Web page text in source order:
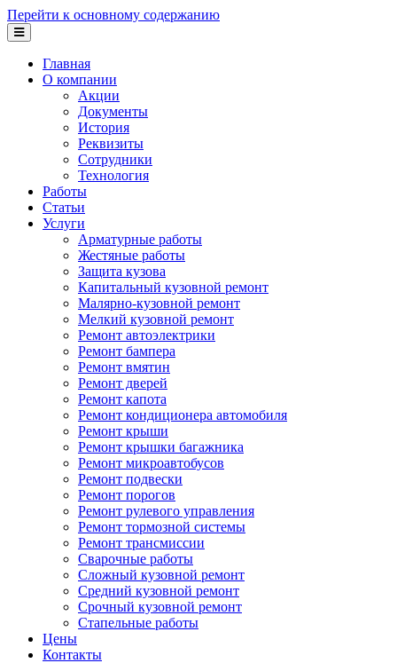
Перейти к основному содержанию
Главная
О компании
Акции
Документы
История
Реквизиты
Сотрудники
Технология
Работы
Статьи
Услуги
Арматурные работы
Жестяные работы
Защита кузова
Капитальный кузовной ремонт
Малярно-кузовной ремонт
Мелкий кузовной ремонт
Ремонт автоэлектрики
Ремонт бампера
Ремонт вмятин
Ремонт дверей
Ремонт капота
Ремонт кондиционера автомобиля
Ремонт крыши
Ремонт крышки багажника
Ремонт микроавтобусов
Ремонт подвески
Ремонт порогов
Ремонт рулевого управления
Ремонт тормозной системы
Ремонт трансмиссии
Сварочные работы
Сложный кузовной ремонт
Средний кузовной ремонт
Срочный кузовной ремонт
Стапельные работы
Цены
Контакты